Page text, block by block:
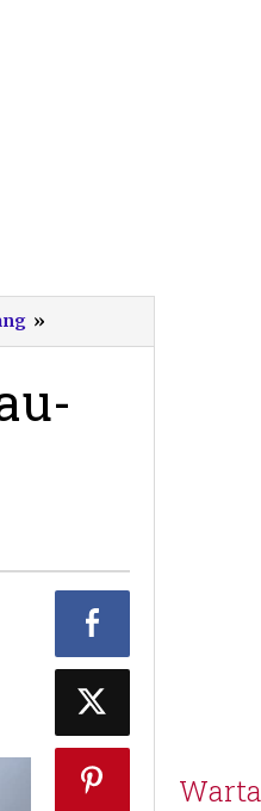
»
Area-
Srau-